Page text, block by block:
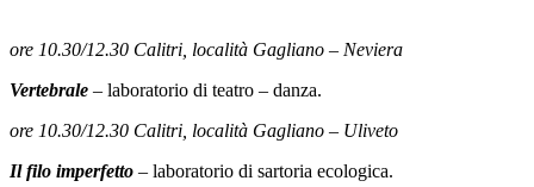
ore 10.30/12.30 Calitri, località Gagliano – Neviera
Vertebrale – laboratorio di teatro – danza.
ore 10.30/12.30 Calitri, località Gagliano – Uliveto
Il filo imperfetto – laboratorio di sartoria ecologica.